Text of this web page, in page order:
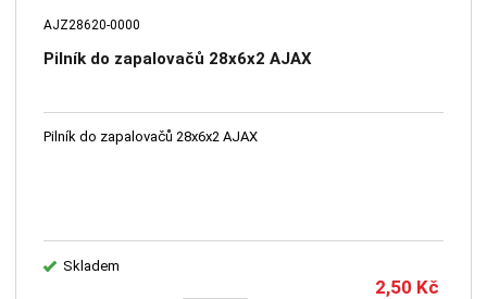
AJZ28620-0000
Pilník do zapalovačů 28x6x2 AJAX
Pilník do zapalovačů 28x6x2 AJAX
Skladem
2,50 Kč